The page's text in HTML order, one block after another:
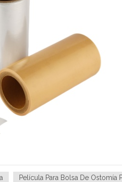
Película Para Bolsa De Ostomía